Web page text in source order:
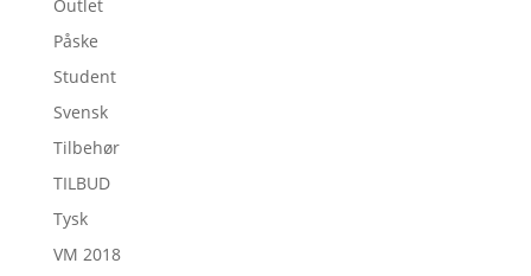
Outlet
Påske
Student
Svensk
Tilbehør
TILBUD
Tysk
VM 2018